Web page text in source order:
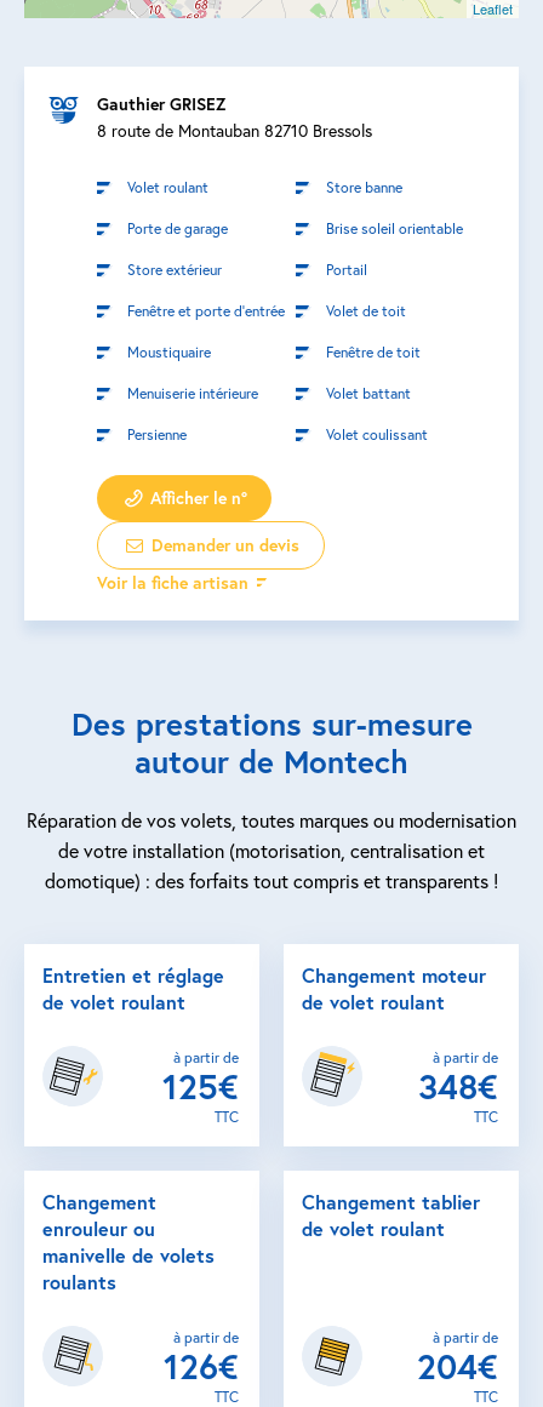
Leaflet
Gauthier GRISEZ
8 route de Montauban 82710 Bressols
Volet roulant Store banne
Porte de garage Brise soleil orientable
Store extérieur Portail
Fenêtre et porte d’entrée Volet de toit
Moustiquaire Fenêtre de toit
Menuiserie intérieure Volet battant
Persienne Volet coulissant
Afficher le n°
Demander un devis
Voir la fiche artisan
Des prestations sur-mesure
autour de Montech
Réparation de vos volets, toutes marques ou modernisation
de votre installation (motorisation, centralisation et
domotique) : des forfaits tout compris et transparents !
Entretien et réglage
de volet roulant
à partir de
125€
TTC
Changement moteur
de volet roulant
à partir de
348€
TTC
Changement
enrouleur ou
manivelle de volets
roulants
à partir de
126€
TTC
Changement tablier
de volet roulant
à partir de
204€
TTC